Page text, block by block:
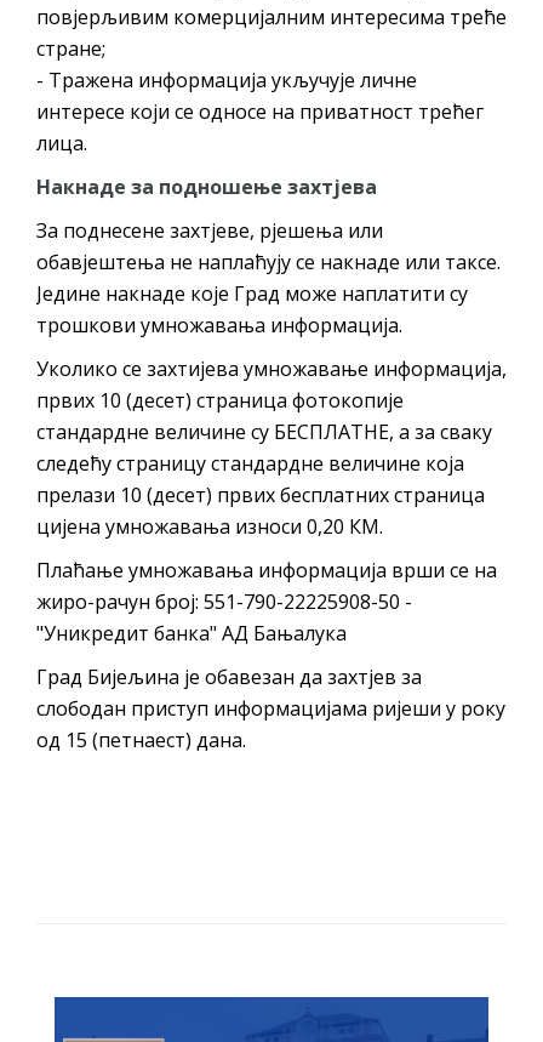
повјерљивим комерцијалним интересима треће
стране;
- Тражена информација укључује личне
интересе који се односе на приватност трећег
лица.
Накнаде за подношење захтјева
За поднесене захтјеве, рјешења или
обавјештења не наплаћују се накнаде или таксе.
Једине накнаде које Град може наплатити су
трошкови умножавања информација.
Уколико се захтијева умножавање информација,
првих 10 (десет) страница фотокопије
стандардне величине су БЕСПЛАТНЕ, а за сваку
следећу страницу стандардне величине која
прелази 10 (десет) првих бесплатних страница
цијена умножавања износи 0,20 КМ.
Плаћање умножавања информација врши се на
жиро-рачун број: 551-790-22225908-50 -
"Уникредит банка" АД Бањалука
Град Бијељина је обавезан да захтјев за
слободан приступ информацијама ријеши у року
од 15 (петнаест) дана.